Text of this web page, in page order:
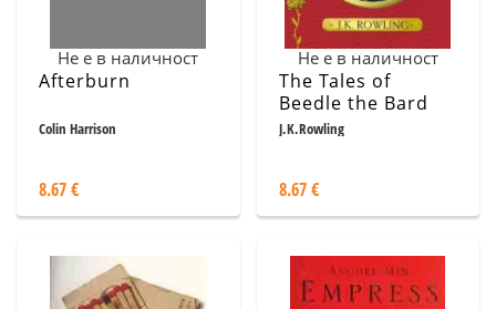
Не е в наличност
Afterburn
Colin Harrison
8.67 €
Не е в наличност
The Tales of
Beedle the Bard
J.K.Rowling
8.67 €